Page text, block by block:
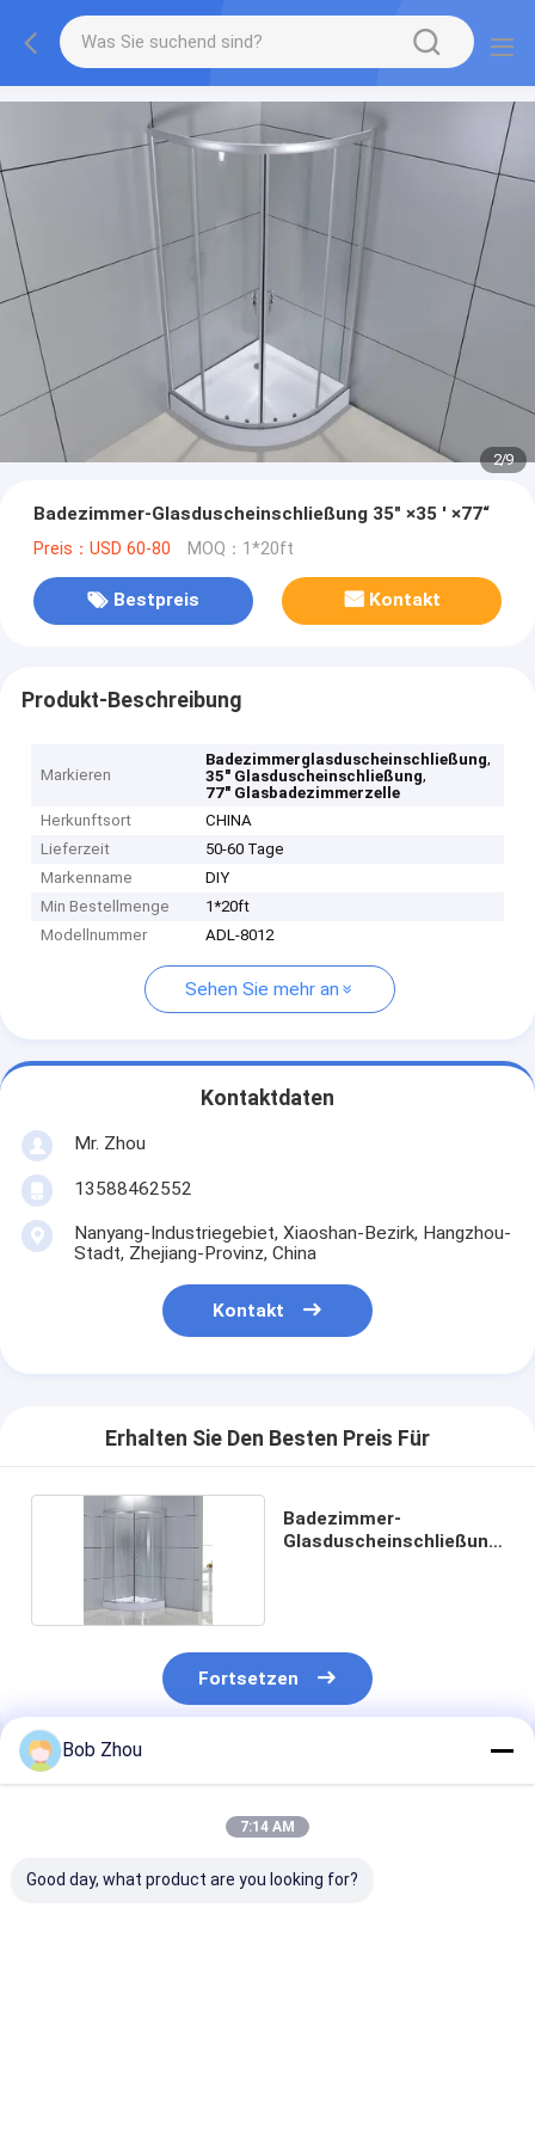
2/9
Badezimmer-Glasduscheinschließung 35" ×35 ' ×77“
Preis：USD 60-80 MOQ：1*20ft
Bestpreis Kontakt
Produkt-Beschreibung
Markieren
Badezimmerglasduscheinschließung,
35" Glasduscheinschließung,
77" Glasbadezimmerzelle
Herkunftsort
CHINA
Lieferzeit
50-60 Tage
Markenname
DIY
Min Bestellmenge
1*20ft
Modellnummer
ADL-8012
Sehen Sie mehr an
Kontaktdaten
Mr. Zhou
13588462552
Nanyang-Industriegebiet, Xiaoshan-Bezirk, Hangzhou-
Stadt, Zhejiang-Provinz, China
Kontakt
Erhalten Sie Den Besten Preis Für
Badezimmer-
Glasduscheinschließung
Fortsetzen
Empfohlene Produkte
Bob Zhou
7:14 AM
Good day, what product are you looking for?